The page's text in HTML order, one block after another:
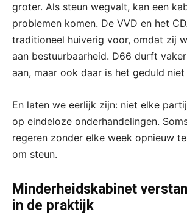
groter. Als steun wegvalt, kan een
problemen komen. De VVD en het
traditioneel huiverig voor, omdat zij
aan bestuurbaarheid. D66 durft
aan, maar ook daar is het geduld niet
En laten we eerlijk zijn: niet elke
op eindeloze onderhandelingen.
regeren zonder elke week opnieuw
om steun.
Minderheidskabinet
in de praktijk